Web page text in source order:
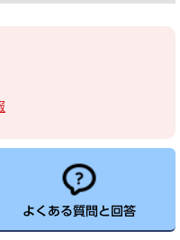
よくある質問と回答